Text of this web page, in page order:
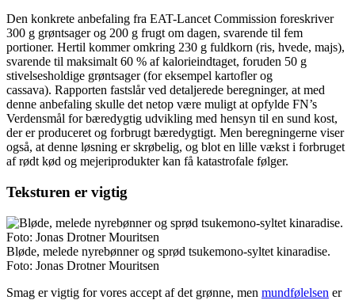
Den konkrete anbefaling fra EAT-­Lancet Commission foreskriver
300 g grøntsager og 200 g frugt om dagen, svarende til fem
portioner. Hertil kommer omkring 230 g fuldkorn (ris, hvede, majs),
svarende til maksi­malt 60 % af kalorieindtaget, foruden 50 g
stivelses­holdige grøntsager (for eksempel kartofler og
cassava). Rapporten fastslår ved detaljerede beregninger, at med
denne anbefaling skulle det netop være muligt at opfylde FN’s
Verdensmål for bæredygtig udvikling med hensyn til en sund kost,
der er produceret og forbrugt bæredygtigt. Men beregningerne viser
også, at denne løsning er skrøbelig, og blot en lille vækst i forbruget
af rødt kød og mejeriprodukter kan få katastrofale følger.
Teksturen er vigtig
Bløde, melede nyrebønner og sprød tsukemono-syltet kinaradise.
Foto: Jonas Drotner Mouritsen
Smag er vigtig for vores accept af det grønne, men mundfølelsen er